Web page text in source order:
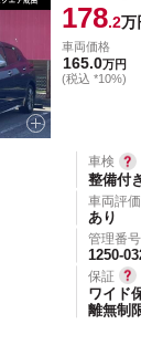
178.2万
車両価格
165.0万円
(税込 *10%)
車検
整備付
車両評
あり
管理番号
1250-
保証
ワイド
離無制